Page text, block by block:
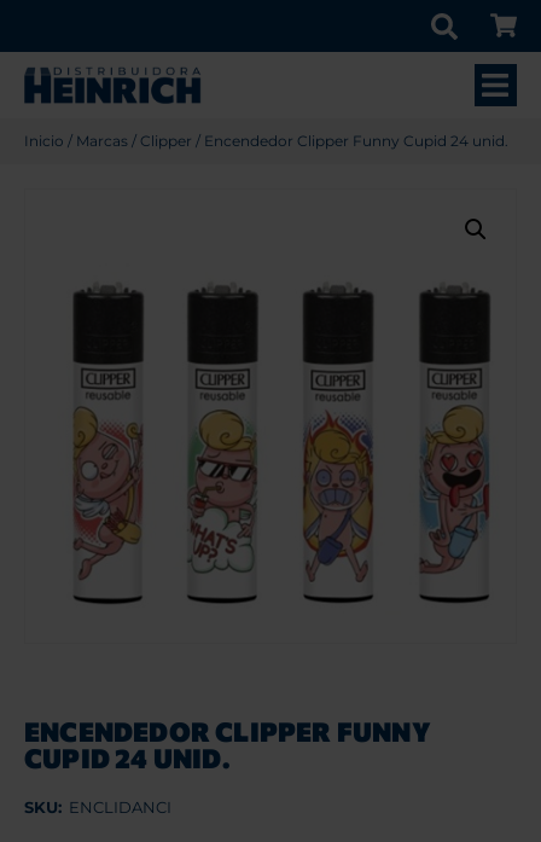
Inicio / Marcas / Clipper / Encendedor Clipper Funny Cupid 24 unid.
ENCENDEDOR CLIPPER FUNNY
CUPID 24 UNID.
SKU: ENCLIDANCI